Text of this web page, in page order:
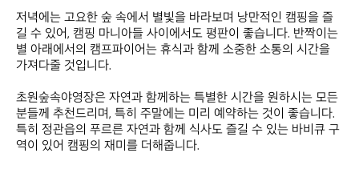
저녁에는 고요한 숲 속에서 별빛을 바라보며 낭만적인 캠핑을 즐
길 수 있어, 캠핑 마니아들 사이에서도 평판이 좋습니다. 반짝이는
별 아래에서의 캠프파이어는 휴식과 함께 소중한 소통의 시간을
가져다줄 것입니다.
초원숲속야영장은 자연과 함께하는 특별한 시간을 원하시는 모든
분들께 추천드리며, 특히 주말에는 미리 예약하는 것이 좋습니다.
특히 정관읍의 푸르른 자연과 함께 식사도 즐길 수 있는 바비큐 구
역이 있어 캠핑의 재미를 더해줍니다.